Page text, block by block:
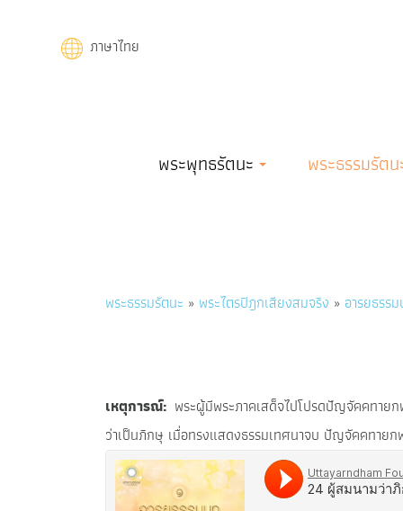
ภาษาไทย
navigationพระพุทธรัตนะ พระธรรมรัต
Breadcrumb
พระธรรมรัตนะ พระไตรปิฎกเสียงสมจริง อารยธรร
เหตุการณ์ พระผู้มีพระภาคเสด็จไปโปรดปัญจัคคทาย
ว่าเป็นภิกษุ เมื่อทรงแสดงธรรมเทศนาจบ ปัญจัคคทาย